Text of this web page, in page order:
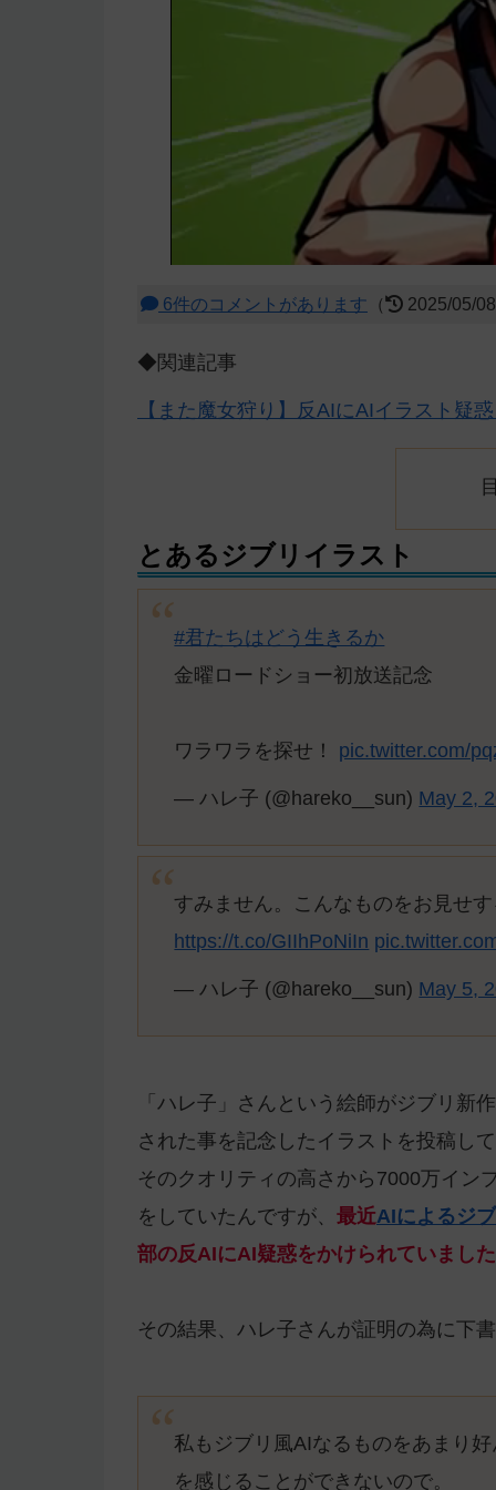
6件のコメントがあります （ 2025/05/
◆関連記事
【また魔女狩り】反AIにAIイラスト疑
とあるジブリイラスト
#君たちはどう生きるか
金曜ロードショー初放送記念
ワラワラを探せ！ pic.twitter.com/
— ハレ子 (@hareko__sun) May 2,
すみません。こんなものをお見せ
https://t.co/GIIhPoNiIn
— ハレ子 (@hareko__sun) May 5,
「ハレ子」さんという絵師がジブリ新
された事を記念したイラストを投稿し
そのクオリティの高さから7000万イン
をしていたんですが、 最近AIによるジ
部の反AIにAI疑惑をかけられていまし
その結果、ハレ子さんが証明の為に下
私もジブリ風AIなるものをあまり
を感じることができないので。